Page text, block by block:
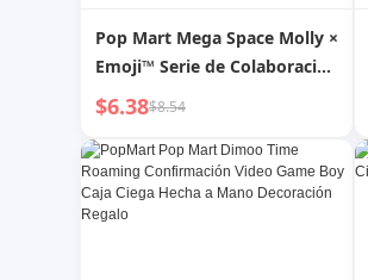
Pop Mart Mega Space Molly ×
Emoji™ Serie de Colaboración
Caja Ciega
$6.38$8.54